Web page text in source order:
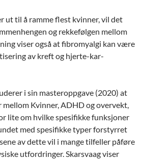
ut til å ramme flest kvinner, vil det
og rekkefølgen mellom
viser også at fibromyalgi kan være
av kreft og hjerte-kar-
i sin masteroppgave (2020) at
mellom Kvinner, ADHD og overvekt,
lite om hvilke spesifikke funksjoner
med spesifikke typer forstyrret
av dette vil i mange tilfeller påføre
utfordringer. Skarsvaag viser